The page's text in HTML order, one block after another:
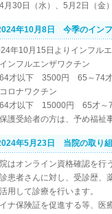
30日（水）、5月2日（金
年10月8日 今季のイン
年10月15日よりインフル
ンフルエンザワクチン
以下 3500円 65～74
ロナワクチン
以下 15000円 65才～
護受給者の方は、予め福祉
年5月23日 当院の取り
院はオンライン資格確認を行
診患者さんに対し、受診歴
用して診療を行います。
イナ保険証を促進する等、